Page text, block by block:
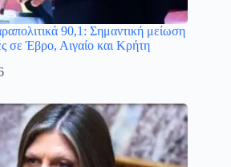
90,1: Σημαντική μείωση
σε Έβρο, Αιγαίο και Κρήτη